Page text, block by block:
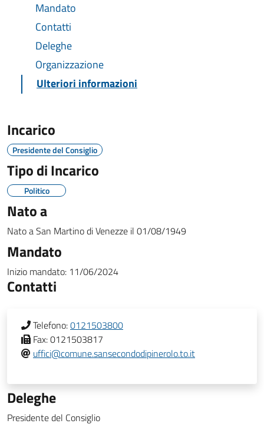
Mandato
Contatti
Deleghe
Organizzazione
Ulteriori informazioni
Incarico
Presidente del Consiglio
Tipo di Incarico
Politico
Nato a
Nato aSan Martino di Venezze il 01/08/1949
Mandato
Inizio mandato: 11/06/2024
Contatti
Telefono:0121503800
Fax:0121503817
uffici@comune.sansecondodipinerolo.to.it
Deleghe
Presidente del Consiglio